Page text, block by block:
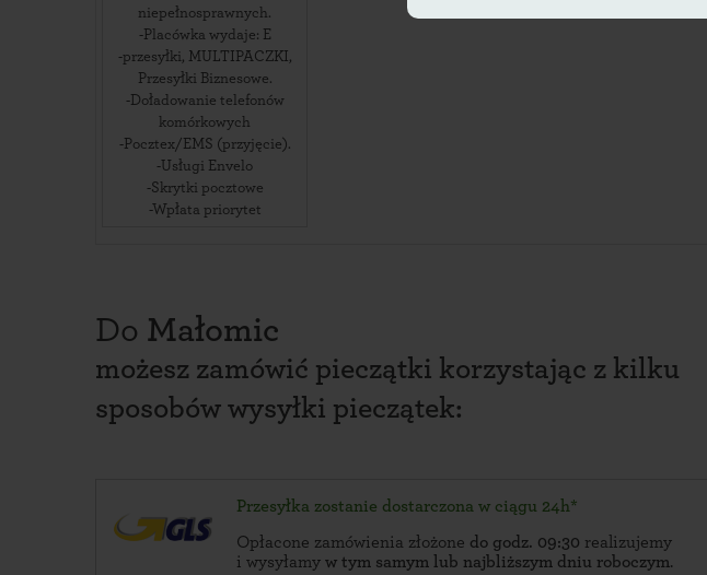
niepełnosprawnych.
-Placówka wydaje: E
-przesyłki, MULTIPACZKI,
Przesyłki Biznesowe.
-Doładowanie telefonów
komórkowych
-Pocztex/EMS (przyjęcie).
-Usługi Envelo
-Skrytki pocztowe
-Wpłata priorytet
Do Małomic
możesz zamówić pieczątki korzystając z kilku
sposobów wysyłki pieczątek:
Przesyłka zostanie dostarczona w ciągu 24h*
Opłacone zamówienia złożone do godz. 09:30 realizujemy
i wysyłamy w tym samym lub najbliższym dniu roboczym.